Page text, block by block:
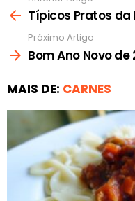
maisTípicos Pratos da
Próximo Artigo
Bom Ano Novo de
MAIS DE: CARNES